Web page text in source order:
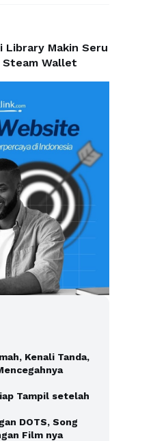
Library Makin Seru
Steam Wallet
Kenali Tanda,
Tampil setelah
DOTS, Song
Film nya